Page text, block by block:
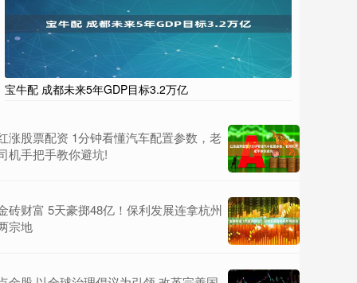
宝牛配 成都未来5年GDP目标3.2万亿
涨股票配资 1分钟看懂汽车配置参数，老
机手把手教你避坑!
砖财富 5天豪掷48亿！保利发展连拿杭州
宗地